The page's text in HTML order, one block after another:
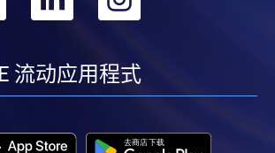
youtube
linkedin
流动应用程式